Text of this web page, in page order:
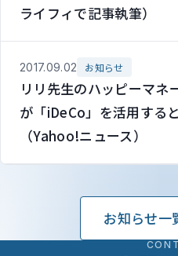
ライフィで記事執筆）
2017.09.02 お知らせ
リリ先生のハッピーマ
が「iDeCo」を活用する
（Yahoo!ニュース）
お知らせ一